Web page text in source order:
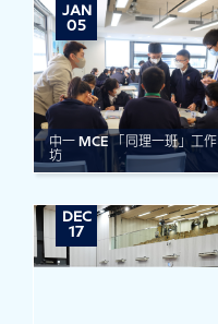
JAN
05
中一 MCE 「同理一班」工作
坊
DEC
17